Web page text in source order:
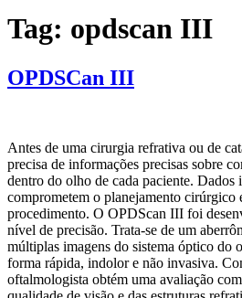
Tag: opdscan III
OPDSCan III
Antes de uma cirurgia refrativa ou de
precisa de informações precisas sobre
dentro do olho de cada paciente. Dados
comprometem o planejamento cirúrgico
procedimento. O OPDScan III foi
nível de precisão. Trata-se de um
múltiplas imagens do sistema óptico do
forma rápida, indolor e não invasiva.
oftalmologista obtém uma avaliação